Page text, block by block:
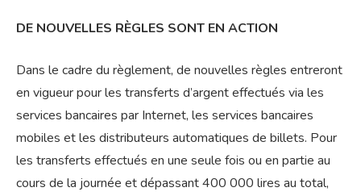
DE NOUVELLES RÈGLES SONT EN ACTION
Dans le cadre du règlement, de nouvelles règles entreront
en vigueur pour les transferts d’argent effectués via les
services bancaires par Internet, les services bancaires
mobiles et les distributeurs automatiques de billets. Pour
les transferts effectués en une seule fois ou en partie au
cours de la journée et dépassant 400 000 lires au total,